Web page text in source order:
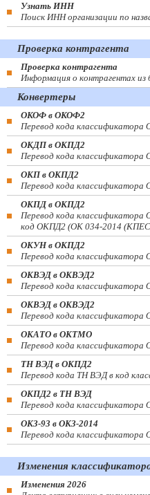
Узнать ИНН
Поиск ИНН организации по
Проверка контрагента
Проверка контрагента
Информация о контрагентах
Конвертеры
ОКОФ в ОКОФ2
Перевод кода
ОКДП в ОКПД2
Перевод кода
ОКП в ОКПД2
Перевод кода
ОКПД в ОКПД2
Перевод кода
код ОКПД2 (ОК 034-2014
ОКУН в ОКПД2
Перевод кода
ОКВЭД в ОКВЭД2
Перевод кода
ОКВЭД в ОКВЭД2
Перевод кода
ОКАТО в ОКТМО
Перевод кода
ТН ВЭД в ОКПД2
Перевод кода ТН ВЭД в код
ОКПД2 в ТН ВЭД
Перевод кода
ОКЗ-93 в ОКЗ-2014
Перевод кода классификатора
Изменения
Изменения 2026